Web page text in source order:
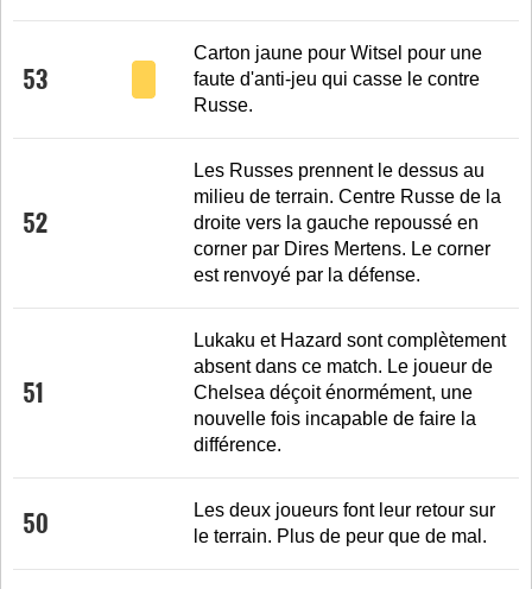
53
Carton jaune pour Witsel pour une
faute d'anti-jeu qui casse le contre
Russe.
52
Les Russes prennent le dessus au
milieu de terrain. Centre Russe de la
droite vers la gauche repoussé en
corner par Dires Mertens. Le corner
est renvoyé par la défense.
51
Lukaku et Hazard sont complètement
absent dans ce match. Le joueur de
Chelsea déçoit énormément, une
nouvelle fois incapable de faire la
différence.
50
Les deux joueurs font leur retour sur
le terrain. Plus de peur que de mal.